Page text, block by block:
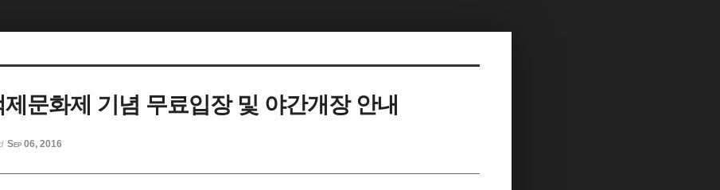
문화제 기념 무료입장 및 야간개장 안내
Sep 06, 2016